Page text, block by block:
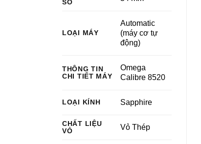
SỐ
LOẠI MÁY
Automatic
(máy cơ tự
động)
THÔNG TIN
CHI TIẾT MÁY
Omega
Calibre 8520
LOẠI KÍNH Sapphire
CHẤT LIỆU
VỎ
Vỏ Thép